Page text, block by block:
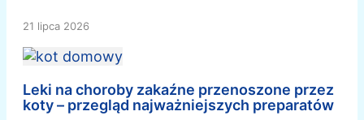
21 lipca 2026
Leki na choroby zakaźne przenoszone przez
koty – przegląd najważniejszych preparatów